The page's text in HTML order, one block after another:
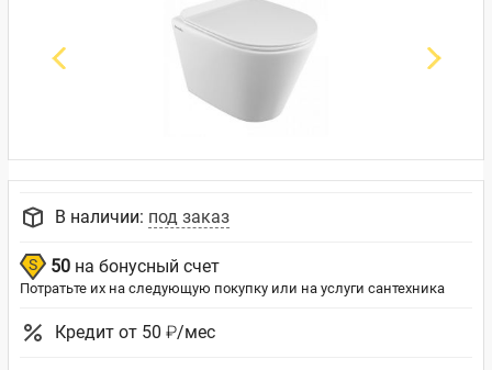
В наличии: под заказ
50 на бонусный счет
Потратьте их на следующую покупку или на услуги сантехника
Кредит от 50 ₽/мес